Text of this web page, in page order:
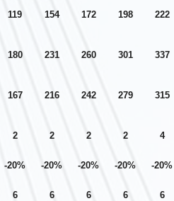
119 154 172 198 222
180 231 260 301 337
167 216 242 279 315
2 2 2 2 4
-20% -20% -20% -20% -20%
6 6 6 6 6